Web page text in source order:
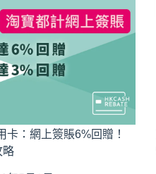
：網上簽賬6%回贈！
略